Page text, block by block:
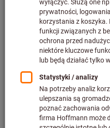
Kliknij, aby powiększyć obraz